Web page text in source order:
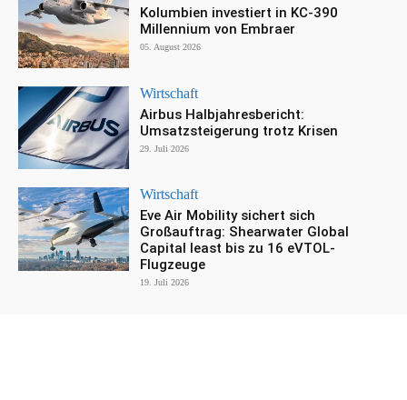
Kolumbien investiert in KC-390
Millennium von Embraer
05. August 2026
Wirtschaft
Airbus Halbjahresbericht:
Umsatzsteigerung trotz Krisen
29. Juli 2026
Wirtschaft
Eve Air Mobility sichert sich
Großauftrag: Shearwater Global
Capital least bis zu 16 eVTOL-
Flugzeuge
19. Juli 2026